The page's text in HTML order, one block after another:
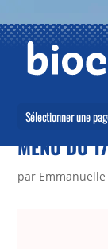
Sélectionner une
MENU DU
par Emmanuelle